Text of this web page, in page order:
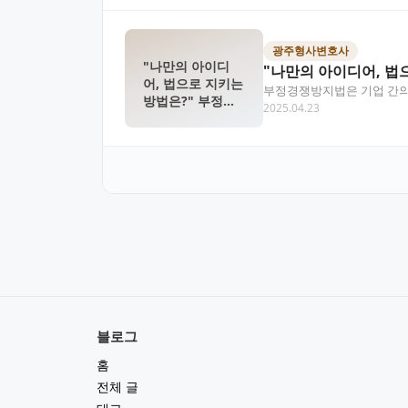
"나만의 아이디
어, 법으로 지키는
방법은?" 부정경
광주형사변호사
"나만의 아이디어, 법
부정경쟁방지법은 기업 간
의 부정경쟁 행위를…
2025.04.23
블로그
홈
전체 글